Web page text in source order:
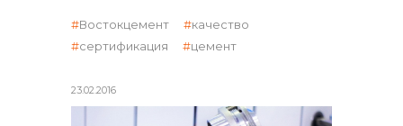
реализация неликвидов
23.02.2016
Востокцемент
качество
сертификация
цемент